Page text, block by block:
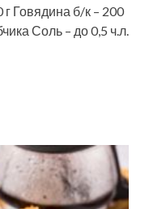
Говядина б/к – 200
Соль – до 0,5 ч.л.